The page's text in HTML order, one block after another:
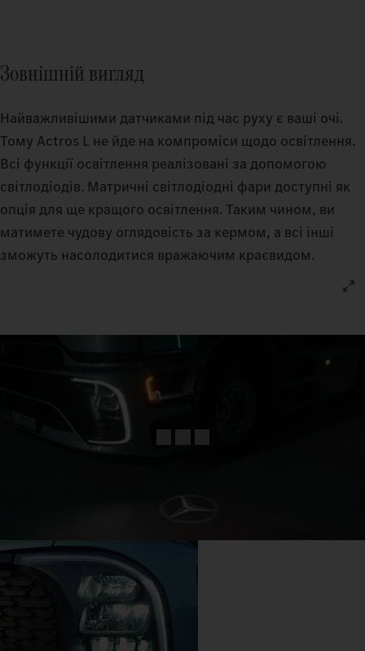
Зовнішній вигляд
Найважливішими датчиками під час руху є ваші очі.
Тому Actros L не йде на компроміси щодо освітлення.
Всі функції освітлення реалізовані за допомогою
світлодіодів. Матричні світлодіодні фари доступні як
опція для ще кращого освітлення. Таким чином, ви
матимете чудову оглядовість за кермом, а всі інші
зможуть насолодитися вражаючим краєвидом.